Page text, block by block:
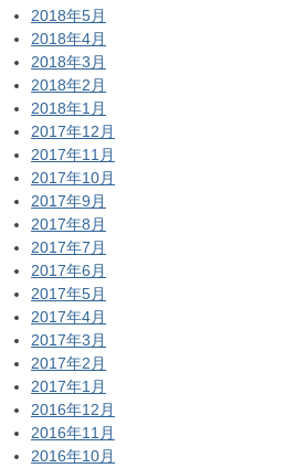
2018年5月
2018年4月
2018年3月
2018年2月
2018年1月
2017年12月
2017年11月
2017年10月
2017年9月
2017年8月
2017年7月
2017年6月
2017年5月
2017年4月
2017年3月
2017年2月
2017年1月
2016年12月
2016年11月
2016年10月